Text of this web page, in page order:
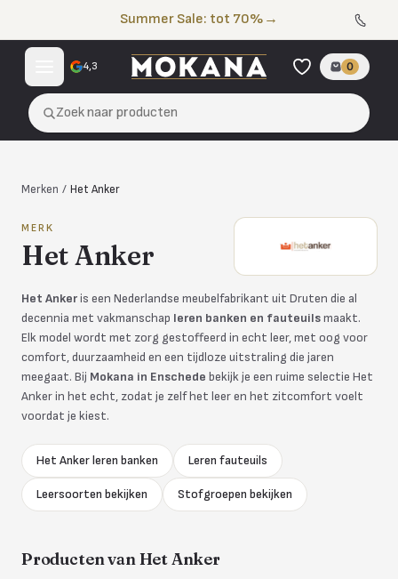
Summer Sale: tot 70% →
4,3 0
Zoek naar producten
Merken / Het Anker
MERK
Het Anker
Het Ankeris een Nederlandse meubelfabrikant uit Druten die al
decennia met vakmanschap leren banken en fauteuilsmaakt.
Elk model wordt met zorg gestoffeerd in echt leer, met oog voor
comfort, duurzaamheid en een tijdloze uitstraling die jaren
meegaat. Bij Mokana in Enschede bekijk je een ruime selectie Het
Anker in het echt, zodat je zelf het leer en het zitcomfort voelt
voordat je kiest.
Het Anker leren banken Leren fauteuils
Leersoorten bekijken Stofgroepen bekijken
Producten vanHet Anker